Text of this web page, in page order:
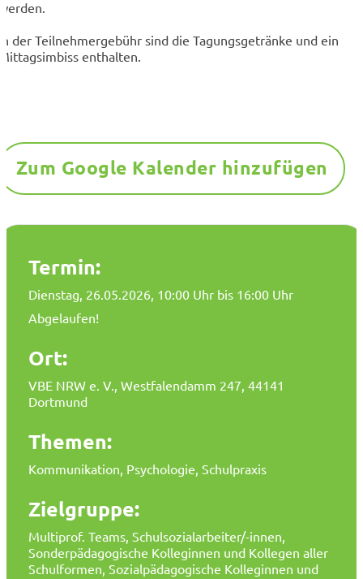
der Teilnehmergebühr sind die Tagungsgetränke und ein
enthalten.
Zum Google Kalender hinzufügen
Termin:
Dienstag, 26.05.2026 , 10:00 Uhr bis 16:00 Uhr
Abgelaufen!
Ort:
VBE NRW e. V., Westfalendamm 247, 44141
Dortmund
Themen:
Kommunikation, Psychologie, Schulpraxis
Zielgruppe:
Multiprof. Teams, Schulsozialarbeiter/-innen,
Sonderpädagogische Kolleginnen und Kollegen aller
Schulformen, Sozialpädagogische Kolleginnen und